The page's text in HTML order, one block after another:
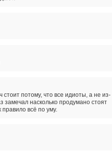
потому, что все идиоты, а не из-
замечал насколько продумано стоят
правило всё по уму.